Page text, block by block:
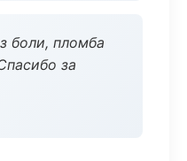
боли, пломба
за